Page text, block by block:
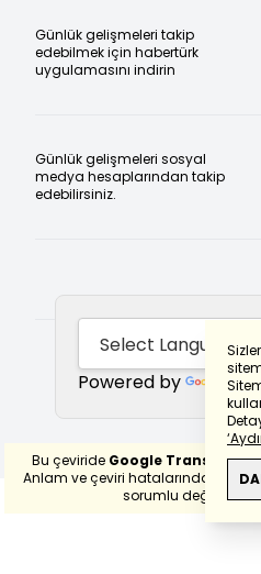
Günlük gelişmeleri takip
edebilmek için habertürk
uygulamasını indirin
Günlük gelişmeleri sosyal
medya hesaplarından takip
edebilirsiniz.
Powered by
Bu çeviride Google Translete
Anlam ve çeviri hatalarından
sorumlu değildir.